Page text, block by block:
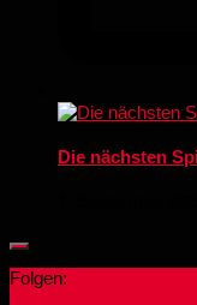
Die nächsten
Folgen: